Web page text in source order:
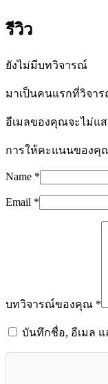
รีวิว
ยังไม่มีบทวิจารณ์
มาเป็นคนแรกที่วิจาร
อีเมลของคุณจะไม่แ
การให้คะแนนของคุ
Name *
Email *
บทวิจารณ์ของคุณ *
บันทึกชื่อ, อีเมล แ